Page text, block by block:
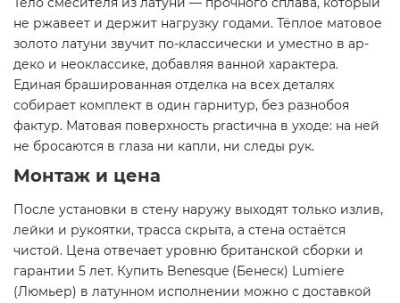
не ржавеет и держит нагрузку годами. Тёплое матовое
золото латуни звучит по-классически и уместно в ар-
деко и неоклассике, добавляя ванной характера.
Единая брашированная отделка на всех деталях
собирает комплект в один гарнитур, без разнобоя
фактур. Матовая поверхность practична в уходе: на ней
не бросаются в глаза ни капли, ни следы рук.
Монтаж и цена
После установки в стену наружу выходят только излив,
лейки и рукоятки, трасса скрыта, а стена остаётся
чистой. Цена отвечает уровню британской сборки и
гарантии 5 лет. Купить Benesque (Бенеск) Lumiere
(Люмьер) в латунном исполнении можно с доставкой